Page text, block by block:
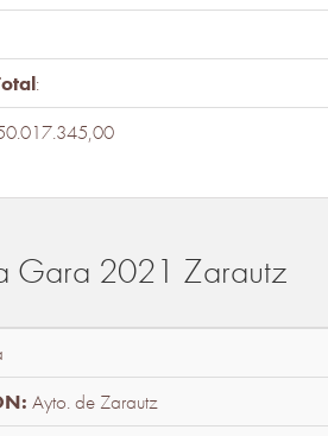
:
Gara 2021 Zarautz
Ayto. de Zarautz